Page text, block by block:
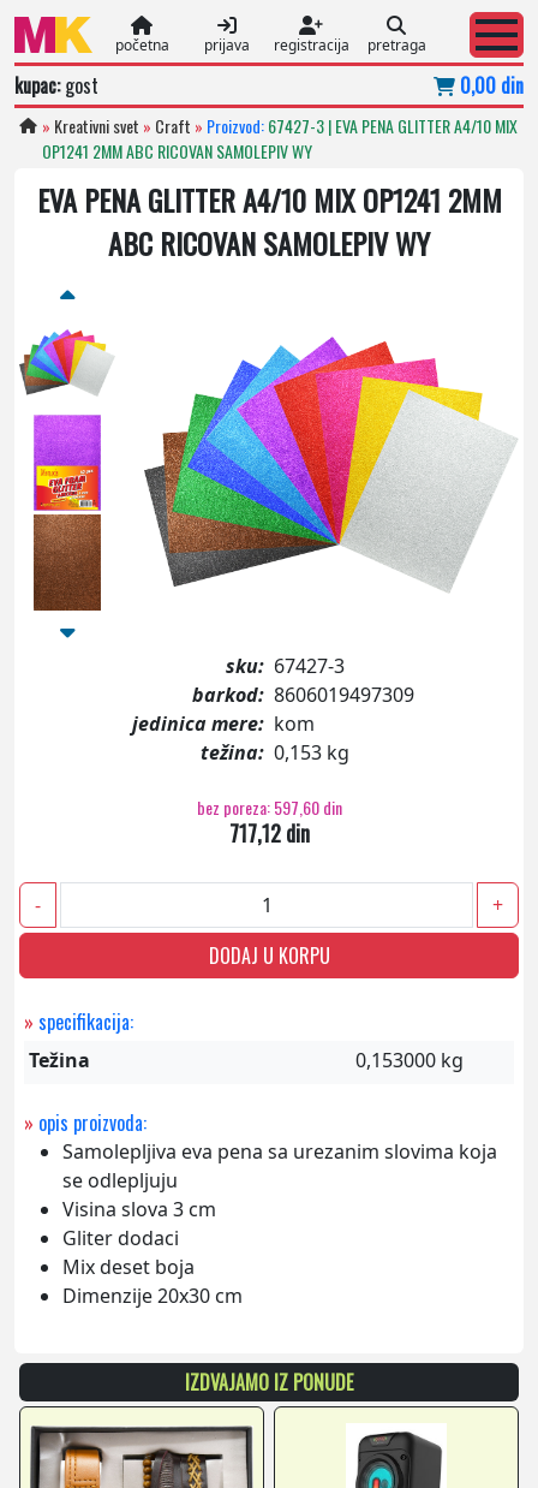
početna prijava registracija pretraga
kupac:gost 0,00 din
» Kreativni svet » Craft » Proizvod:67427-3 | EVA PENA GLITTER A4/10 MIX
OP1241 2MM ABC RICOVAN SAMOLEPIV WY
EVA PENA GLITTER A4/10 MIX OP1241 2MM
ABC RICOVAN SAMOLEPIV WY
sku: 67427-3
barkod: 8606019497309
jedinica mere: kom
težina: 0,153 kg
bez poreza: 597,60 din
717,12 din
- +
DODAJ U KORPU
» specifikacija:
Težina 0,153000 kg
» opis proizvoda:
Samolepljiva eva pena sa urezanim slovima koja
se odlepljuju
Visina slova 3 cm
Gliter dodaci
Mix deset boja
Dimenzije 20x30 cm
IZDVAJAMO IZ PONUDE